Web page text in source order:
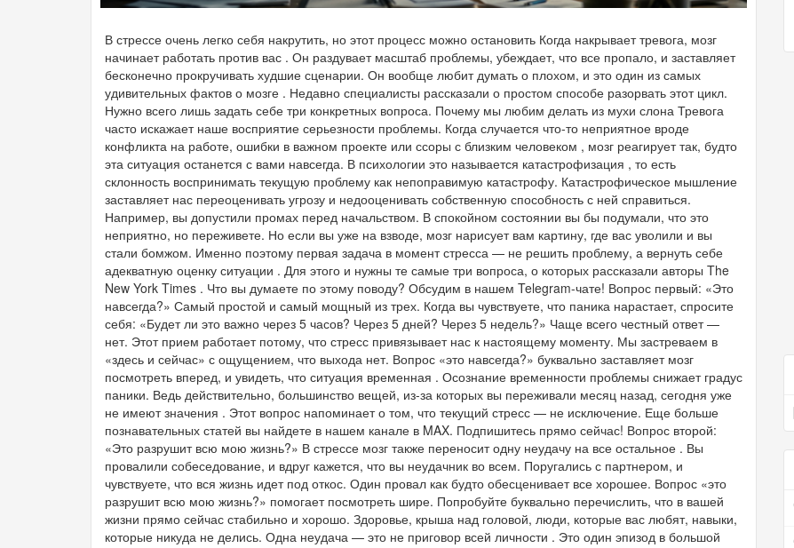
В стрессе очень легко себя накрутить, но этот процесс можно остановить Когда накрывает тревога, мозг
начинает работать против вас . Он раздувает масштаб проблемы, убеждает, что все пропало, и заставляет
бесконечно прокручивать худшие сценарии. Он вообще любит думать о плохом, и это один из самых
удивительных фактов о мозге . Недавно специалисты рассказали о простом способе разорвать этот цикл.
Нужно всего лишь задать себе три конкретных вопроса. Почему мы любим делать из мухи слона Тревога
часто искажает наше восприятие серьезности проблемы. Когда случается что-то неприятное вроде
конфликта на работе, ошибки в важном проекте или ссоры с близким человеком , мозг реагирует так, будто
эта ситуация останется с вами навсегда. В психологии это называется катастрофизация , то есть
склонность воспринимать текущую проблему как непоправимую катастрофу. Катастрофическое мышление
заставляет нас переоценивать угрозу и недооценивать собственную способность с ней справиться.
Например, вы допустили промах перед начальством. В спокойном состоянии вы бы подумали, что это
неприятно, но переживете. Но если вы уже на взводе, мозг нарисует вам картину, где вас уволили и вы
стали бомжом. Именно поэтому первая задача в момент стресса — не решить проблему, а вернуть себе
адекватную оценку ситуации . Для этого и нужны те самые три вопроса, о которых рассказали авторы The
New York Times . Что вы думаете по этому поводу? Обсудим в нашем Telegram-чате! Вопрос первый: «Это
навсегда?» Самый простой и самый мощный из трех. Когда вы чувствуете, что паника нарастает, спросите
себя: «Будет ли это важно через 5 часов? Через 5 дней? Через 5 недель?» Чаще всего честный ответ —
нет. Этот прием работает потому, что стресс привязывает нас к настоящему моменту. Мы застреваем в
«здесь и сейчас» с ощущением, что выхода нет. Вопрос «это навсегда?» буквально заставляет мозг
посмотреть вперед, и увидеть, что ситуация временная . Осознание временности проблемы снижает градус
паники. Ведь действительно, большинство вещей, из-за которых вы переживали месяц назад, сегодня уже
не имеют значения . Этот вопрос напоминает о том, что текущий стресс — не исключение. Еще больше
познавательных статей вы найдете в нашем канале в MAX. Подпишитесь прямо сейчас! Вопрос второй:
«Это разрушит всю мою жизнь?» В стрессе мозг также переносит одну неудачу на все остальное . Вы
провалили собеседование, и вдруг кажется, что вы неудачник во всем. Поругались с партнером, и
чувствуете, что вся жизнь идет под откос. Один провал как будто обесценивает все хорошее. Вопрос «это
разрушит всю мою жизнь?» помогает посмотреть шире. Попробуйте буквально перечислить, что в вашей
жизни прямо сейчас стабильно и хорошо. Здоровье, крыша над головой, люди, которые вас любят, навыки,
которые никуда не делись. Одна неудача — это не приговор всей личности . Это один эпизод в большой